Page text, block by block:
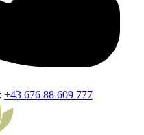
+43 676 88 609 777